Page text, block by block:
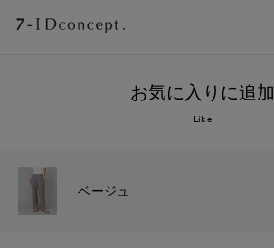
お気に入りに追加
Like
ベージュ